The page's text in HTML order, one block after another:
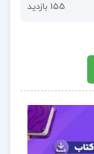
155 بازدید